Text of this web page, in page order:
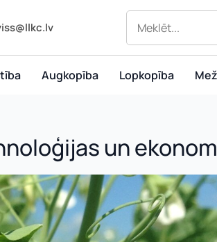
Augkopība Lopkopība
un